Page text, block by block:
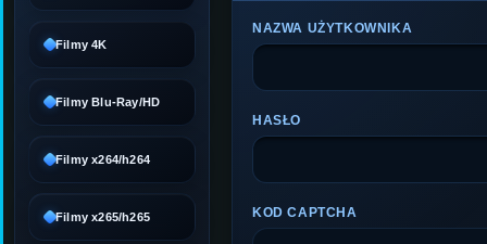
Filmy 4K
Filmy Blu-Ray/HD
Filmy x264/h264
Filmy x265/h265
NAZWA UŻYTKOWNIKA
HASŁO
KOD CAPTCHA